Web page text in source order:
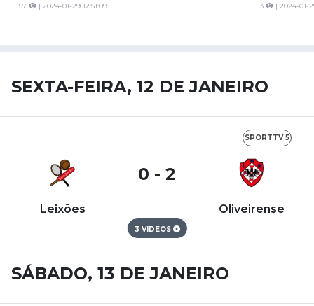
57 | 2024-01-29 12:51:09 3 | 2024-01-
SEXTA-FEIRA, 12 DE JANEIRO
SPORTTV 5
Leixões
0 - 2
Oliveirense
3 VIDEOS
SÁBADO, 13 DE JANEIRO